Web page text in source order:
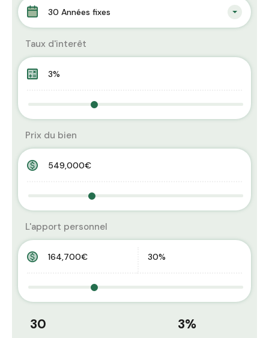
30 Années fixes
Taux d'interêt
Prix du bien
L'apport personnel
30 3%